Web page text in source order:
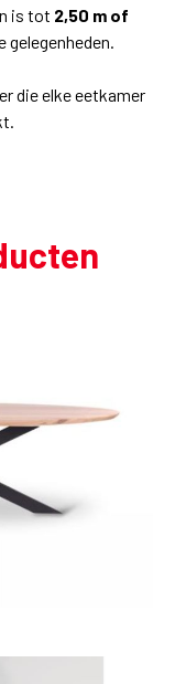
is tot 2,50 m of
die elke eetkamer